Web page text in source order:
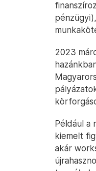
2023
Például a
kiemelt
akár